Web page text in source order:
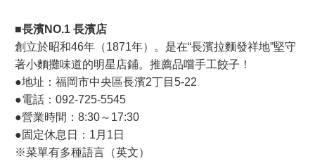
■長濱NO.1 長濱店
創立於昭和46年（1871年）。是在“長濱拉麵發祥地”堅守
著小麵攤味道的明星店鋪。推薦品嚐手工餃子！
●地址：福岡市中央區長濱2丁目5-22
●電話：092-725-5545
●營業時間：8:30～17:30
●固定休息日：1月1日
※菜單有多種語言（英文）